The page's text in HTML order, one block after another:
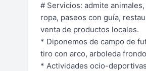
# Servicios: admite
ropa, paseos con guía,
venta de productos locales.
* Diponemos de campo de
tiro con arco, arboleda
* Actividades ocio-